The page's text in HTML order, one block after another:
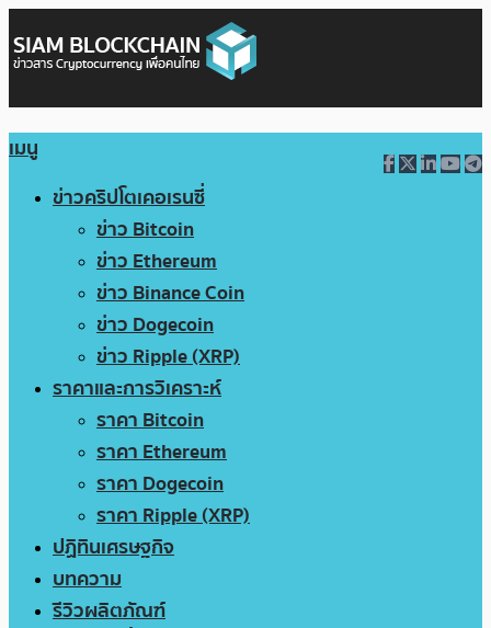
เมนู
ข่าวคริปโตเคอเรนซี่
ข่าว Bitcoin
ข่าว Ethereum
ข่าว Binance Coin
ข่าว Dogecoin
ข่าว Ripple (XRP)
ราคาและการวิเคราะห์
ราคา Bitcoin
ราคา Ethereum
ราคา Dogecoin
ราคา Ripple (XRP)
ปฏิทินเศรษฐกิจ
บทความ
รีวิวผลิตภัณฑ์